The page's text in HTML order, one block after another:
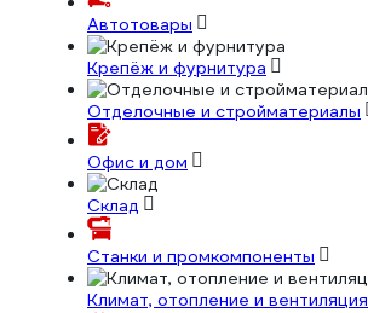
Автотовары
Крепёж и фурнитура
Отделочные и стройматериалы
Офис и дом
Склад
Станки и промкомпоненты
Климат, отопление и вентиляция